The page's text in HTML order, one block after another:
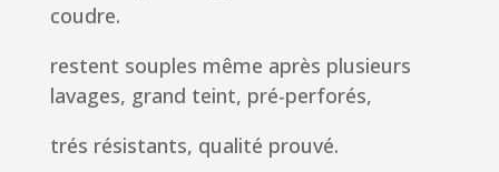
coudre.
restent souples même après plusieurs
lavages, grand teint, pré-perforés,
trés résistants, qualité prouvé.